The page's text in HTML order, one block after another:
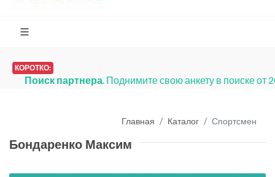
КОРОТКО:
Поиск партнера. Поднимите свою анкету в поиске от
Главная Каталог Спортсмен
Бондаренко Максим